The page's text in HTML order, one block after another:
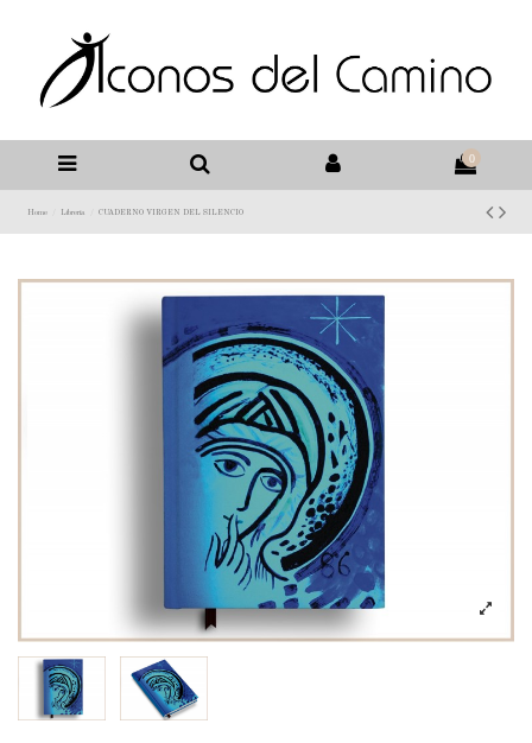
0
Home Libreria CUADERNO VIRGEN DEL SILENCIO